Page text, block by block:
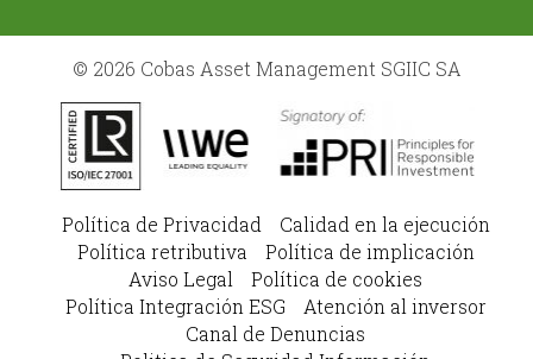
© 2026 Cobas Asset Management SGIIC SA
Política de Privacidad
Calidad en la ejecución
Política retributiva
Política de implicación
Aviso Legal
Política de cookies
Política Integración ESG
Atención al inversor
Canal de Denuncias